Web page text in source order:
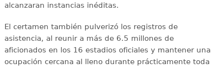
alcanzaran instancias inéditas.
El certamen también pulverizó los registros de
asistencia, al reunir a más de 6.5 millones de
aficionados en los 16 estadios oficiales y mantener una
ocupación cercana al lleno durante prácticamente toda